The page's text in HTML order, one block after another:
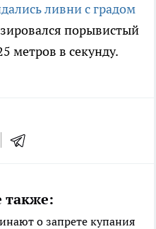
ливни с градом
порывистый
метров в секунду.
также:
о запрете купания